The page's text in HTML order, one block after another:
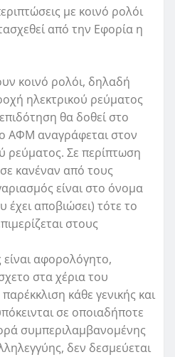
με κοινό ρολόι
από την Εφορία η
κοινό ρολόι, δηλαδή
ηλεκτρικού ρεύματος
θα δοθεί στο
ΑΦΜ αναγράφεται στον
ρεύματος. Σε περίπτωση
κανέναν από τους
είναι στο όνομα
αποβιώσει) τότε το
στους
αφορολόγητο,
στα χέρια του
κάθε γενικής και
σε οποιαδήποτε
συμπεριλαμβανομένης
δεν δεσμεύεται